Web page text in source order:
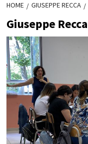
HOME GIUSEPPE RECCA
Giuseppe Recca